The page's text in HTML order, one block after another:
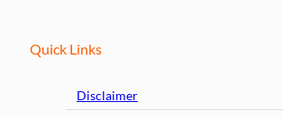
Quick Links
Disclaimer